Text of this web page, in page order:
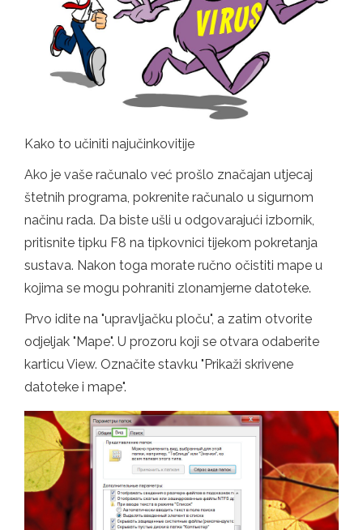
Kako to učiniti najučinkovitije
Ako je vaše računalo već prošlo značajan utjecaj
štetnih programa, pokrenite računalo u sigurnom
načinu rada. Da biste ušli u odgovarajući izbornik,
pritisnite tipku F8 na tipkovnici tijekom pokretanja
sustava. Nakon toga morate ručno očistiti mape u
kojima se mogu pohraniti zlonamjerne datoteke.
Prvo idite na "upravljačku ploču", a zatim otvorite
odjeljak "Mape". U prozoru koji se otvara odaberite
karticu View. Označite stavku "Prikaži skrivene
datoteke i mape".